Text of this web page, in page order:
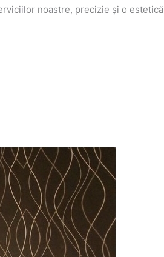
noastre, precizie și o estetică